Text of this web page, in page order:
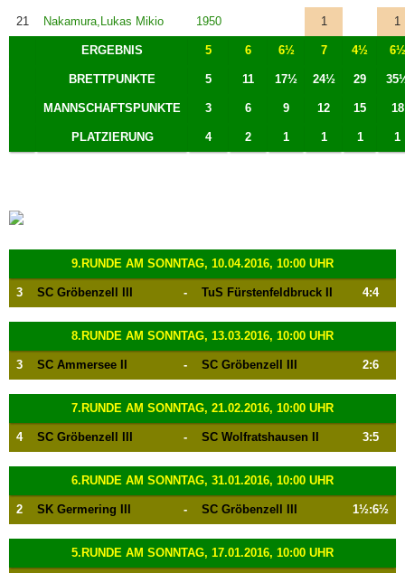
21 Nakamura,Lukas Mikio 1950 1 1
ERGEBNIS 5 6 6½ 7 4½ 6½
BRETTPUNKTE 5 11 17½ 24½ 29
MANNSCHAFTSPUNKTE 3 6 9 12 15 18
PLATZIERUNG 4 2 1 1 1 1
9.RUNDE AM SONNTAG, 10.04.2016, 10:00 UHR
3 SC Gröbenzell III - TuS Fürstenfeldbruck II 4:4
8.RUNDE AM SONNTAG, 13.03.2016, 10:00 UHR
3 SC Ammersee II - SC Gröbenzell III 2:6
7.RUNDE AM SONNTAG, 21.02.2016, 10:00 UHR
4 SC Gröbenzell III - SC Wolfratshausen II 3:5
6.RUNDE AM SONNTAG, 31.01.2016, 10:00 UHR
2 SK Germering III - SC Gröbenzell III 1½:6½
5.RUNDE AM SONNTAG, 17.01.2016, 10:00 UHR